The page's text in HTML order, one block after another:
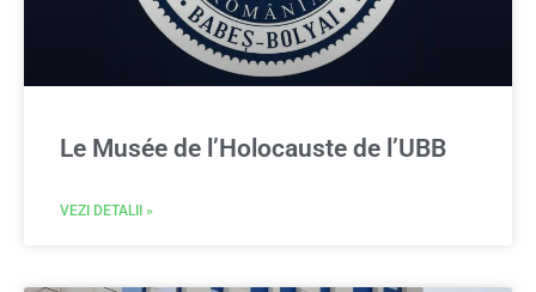
Le Musée de l’Holocauste de l’UBB
VEZI DETALII »